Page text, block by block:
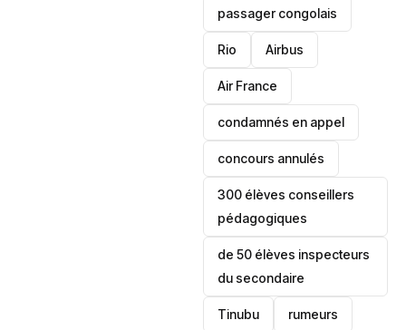
passager congolais
Rio Airbus
Air France
condamnés en appel
concours annulés
300 élèves conseillers
pédagogiques
de 50 élèves inspecteurs
du secondaire
Tinubu rumeurs